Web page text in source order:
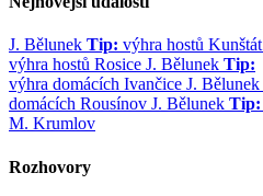
J. Bělunek Tip: výhra hostů Kunštát
výhra hostů Rosice J. Bělunek Tip:
výhra domácích Ivančice J. Bělunek
domácích Rousínov J. Bělunek Tip:
M. Krumlov
Rozhovory